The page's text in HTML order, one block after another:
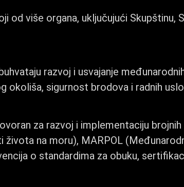
od više organa, uključujući Skupštinu,
razvoj i usvajanje
okoliša, sigurnost brodova i radnih
za razvoj i implementaciju
na moru), MARPOL
o standardima za obuku,